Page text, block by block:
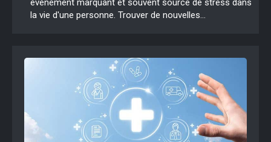
événement marquant et souvent source de stress dans
la vie d'une personne. Trouver de nouvelles...